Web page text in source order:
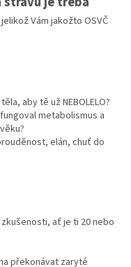
Vám jakožto OSVČ
aby tě už NEBOLELO?
metabolismus a
elán, chuť do
ať je ti 20 nebo
překonávat zaryté